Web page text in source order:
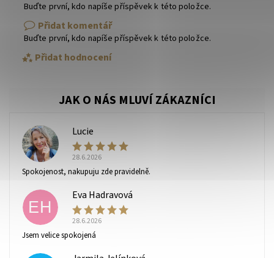
Buďte první, kdo napíše příspěvek k této položce.
Přidat komentář
Buďte první, kdo napíše příspěvek k této položce.
Přidat hodnocení
Vaše osobní údaje budou zpracovány dle
ochrany osobních údajů
L
Lucie
28.6.2026
Spokojenost, nakupuju zde pravidelně.
EH
Eva Hadravová
28.6.2026
Jsem velice spokojená